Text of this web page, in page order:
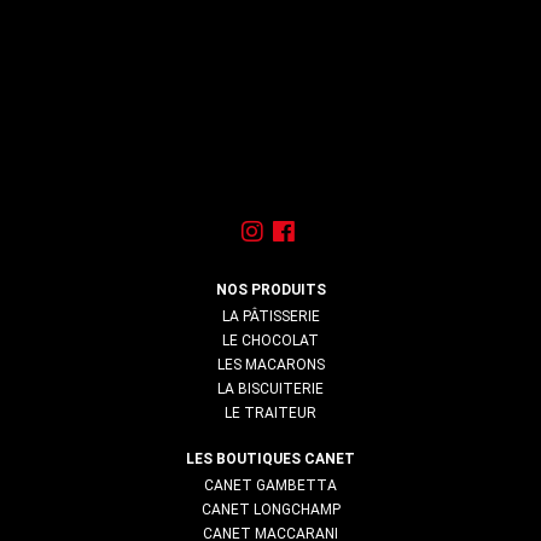
NOS PRODUITS
LA PÂTISSERIE
LE CHOCOLAT
LES MACARONS
LA BISCUITERIE
LE TRAITEUR
LES BOUTIQUES CANET
CANET GAMBETTA
CANET LONGCHAMP
CANET MACCARANI